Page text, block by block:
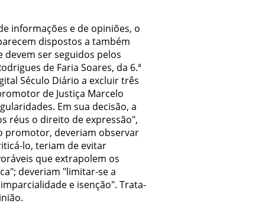
informações e de opiniões, o
dispostos a também
ser seguidos pelos
de Faria Soares, da 6.ª
Século Diário a excluir três
de Justiça Marcelo
Em sua decisão, a
réus o direito de expressão",
promotor, deveriam observar
lo, teriam de evitar
que extrapolem os
deveriam "limitar-se a
e isenção". Trata-